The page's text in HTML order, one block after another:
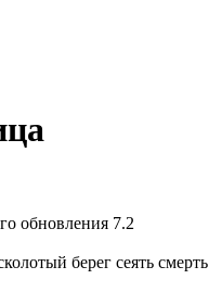
обновления 7.2
берег сеять смерть